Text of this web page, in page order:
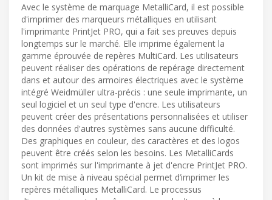
Avec le système de marquage MetalliCard, il est possible
d'imprimer des marqueurs métalliques en utilisant
l'imprimante PrintJet PRO, qui a fait ses preuves depuis
longtemps sur le marché. Elle imprime également la
gamme éprouvée de repères MultiCard. Les utilisateurs
peuvent réaliser des opérations de repérage directement
dans et autour des armoires électriques avec le système
intégré Weidmüller ultra-précis : une seule imprimante, un
seul logiciel et un seul type d'encre. Les utilisateurs
peuvent créer des présentations personnalisées et utiliser
des données d'autres systèmes sans aucune difficulté.
Des graphiques en couleur, des caractères et des logos
peuvent être créés selon les besoins. Les MetalliCards
sont imprimés sur l'imprimante à jet d'encre PrintJet PRO.
Un kit de mise à niveau spécial permet d’imprimer les
repères métalliques MetalliCard. Le processus